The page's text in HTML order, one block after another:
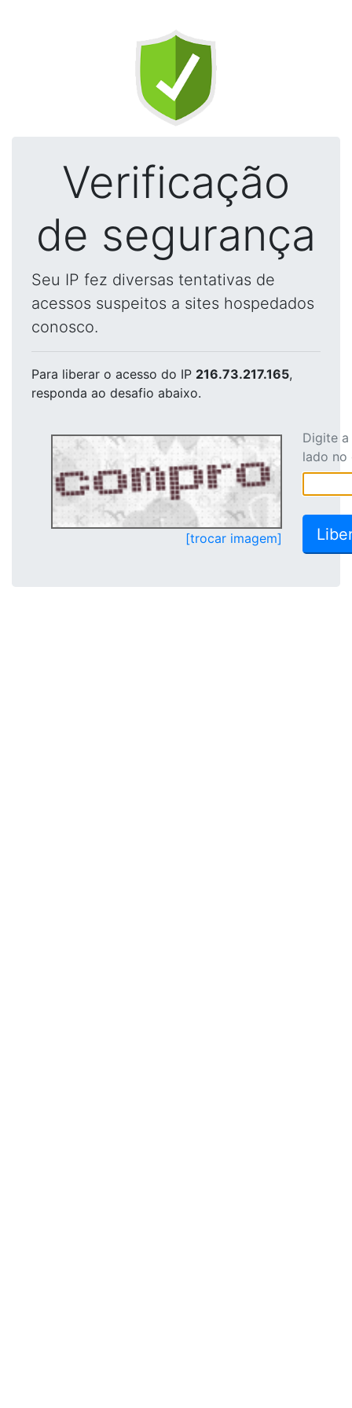
Verificação
de segurança
Seu IP fez diversas tentativas de
acessos suspeitos a sites hospedados
conosco.
Para liberar o acesso do IP 216.73.217.165,
responda ao desafio abaixo.
[trocar imagem]
Digite
lado no